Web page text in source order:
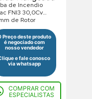
de Incendio
FNI3 30,0Cv
de Rotor
660V Trifasico Saida
Preço deste produto
é negociado com
nosso vendedor
e fale conosco
via whatsapp
COMPRAR COM
ESPECIALISTAS